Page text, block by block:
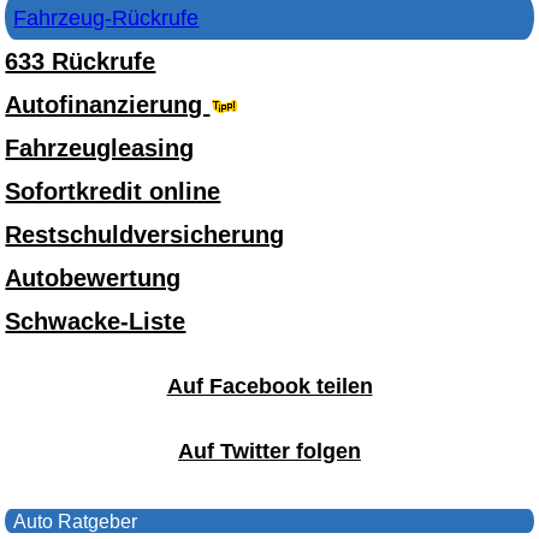
Fahrzeug-Rückrufe
633 Rückrufe
Autofinanzierung
Fahrzeugleasing
Sofortkredit online
Restschuldversicherung
Autobewertung
Schwacke-Liste
Auf Facebook teilen
Auf Twitter folgen
Auto Ratgeber